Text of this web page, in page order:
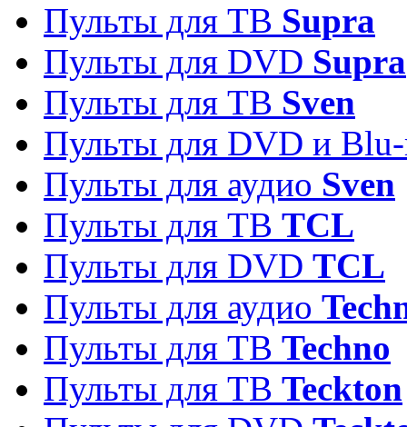
Пульты для ТВ Supra
Пульты для DVD Supra
Пульты для ТВ Sven
Пульты для DVD и
Пульты для аудио Sven
Пульты для ТВ TCL
Пульты для DVD TCL
Пульты для аудио
Пульты для ТВ Techno
Пульты для ТВ Teckton